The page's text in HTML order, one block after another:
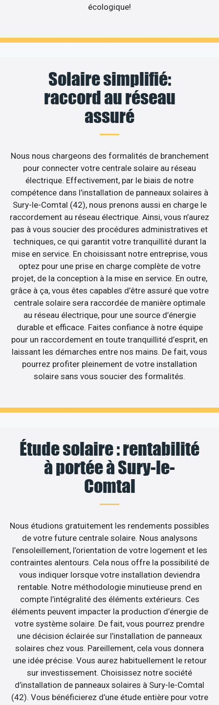
écologique!
Solaire simplifié:
raccord au réseau
assuré
Nous nous chargeons des formalités de branchement
pour connecter votre centrale solaire au réseau
électrique. Effectivement, par le biais de notre
compétence dans l’installation de panneaux solaires à
Sury-le-Comtal (42), nous prenons aussi en charge le
raccordement au réseau électrique. Ainsi, vous n’aurez
pas à vous soucier des procédures administratives et
techniques, ce qui garantit votre tranquillité durant la
mise en service. En choisissant notre entreprise, vous
optez pour une prise en charge complète de votre
projet, de la conception à la mise en service. En outre,
grâce à ça, vous êtes capables d’être assuré que votre
centrale solaire sera raccordée de manière optimale
au réseau électrique, pour une source d’énergie
durable et efficace. Faites confiance à notre équipe
pour un raccordement en toute tranquillité d’esprit, en
laissant les démarches entre nos mains. De fait, vous
pourrez profiter pleinement de votre installation
solaire sans vous soucier des formalités.
Étude solaire : rentabilité
à portée à Sury-le-
Comtal
Nous étudions gratuitement les rendements possibles
de votre future centrale solaire. Nous analysons
l’ensoleillement, l’orientation de votre logement et les
contraintes alentours. Cela nous offre la possibilité de
vous indiquer lorsque votre installation deviendra
rentable. Notre méthodologie minutieuse prend en
compte l’intégralité des éléments extérieurs. Ces
éléments peuvent impacter la production d’énergie de
votre système solaire. De fait, vous pourrez prendre
une décision éclairée sur l’installation de panneaux
solaires chez vous. Pareillement, cela vous donnera
une idée précise. Vous aurez habituellement le retour
sur investissement. Choisissez notre société
d’installation de panneaux solaires à Sury-le-Comtal
(42). Vous bénéficierez d’une étude entière pour votre